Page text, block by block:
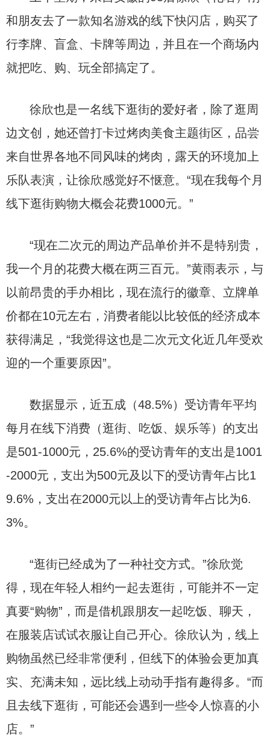
和朋友去了一款知名游戏的线下快闪店，购买了
行李牌、盲盒、卡牌等周边，并且在一个商场内
就把吃、购、玩全部搞定了。
徐欣也是一名线下逛街的爱好者，除了逛周
边文创，她还曾打卡过烤肉美食主题街区，品尝
来自世界各地不同风味的烤肉，露天的环境加上
乐队表演，让徐欣感觉好不惬意。“现在我每个月
线下逛街购物大概会花费1000元。”
“现在二次元的周边产品单价并不是特别贵，
我一个月的花费大概在两三百元。”黄雨表示，与
以前昂贵的手办相比，现在流行的徽章、立牌单
价都在10元左右，消费者能以比较低的经济成本
获得满足，“我觉得这也是二次元文化近几年受欢
迎的一个重要原因”。
数据显示，近五成（48.5%）受访青年平均
每月在线下消费（逛街、吃饭、娱乐等）的支出
是501-1000元，25.6%的受访青年的支出是1001
-2000元，支出为500元及以下的受访青年占比1
9.6%，支出在2000元以上的受访青年占比为6.
3%。
“逛街已经成为了一种社交方式。”徐欣觉
得，现在年轻人相约一起去逛街，可能并不一定
真要“购物”，而是借机跟朋友一起吃饭、聊天，
在服装店试试衣服让自己开心。徐欣认为，线上
购物虽然已经非常便利，但线下的体验会更加真
实、充满未知，远比线上动动手指有趣得多。“而
且去线下逛街，可能还会遇到一些令人惊喜的小
店。”